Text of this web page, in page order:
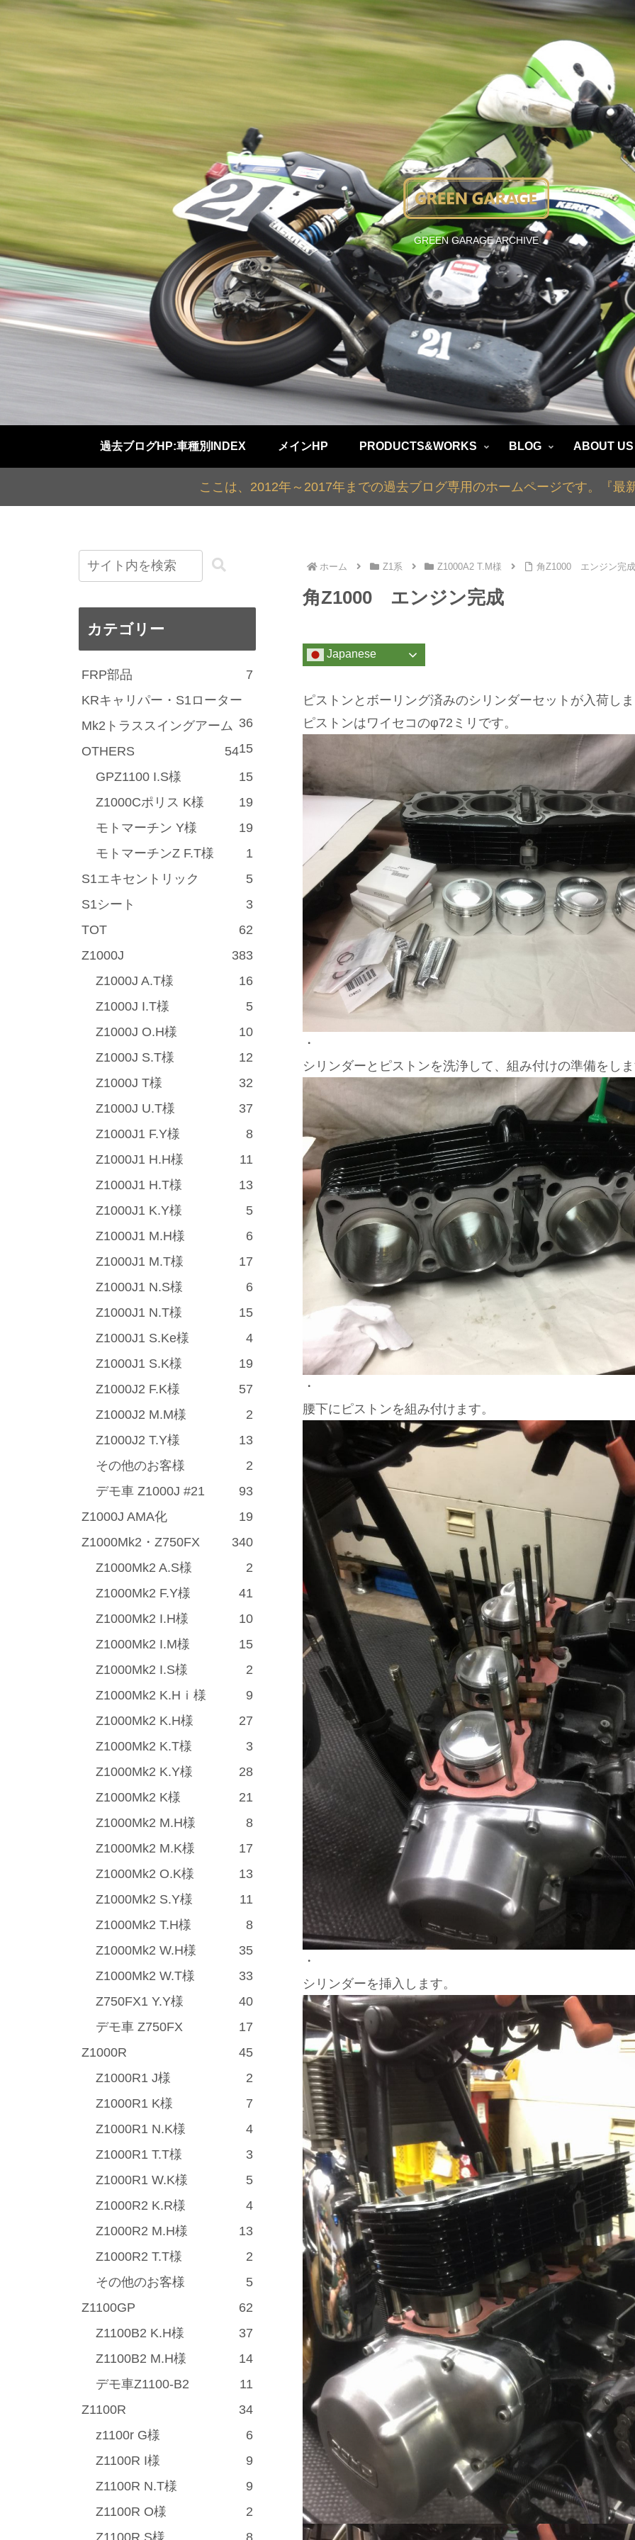
GREEN GARAGE ARCHIVE
過去ブログHP:車種別INDEX メインHP PRODUCTS&WORKS BLOG ABOUT US
ここは、2012年～2017年までの過去ブログ専用のホームページです。『最
ホーム Z1系 Z1000A2 T.M様 角Z1000 エンジン完
角Z1000 エンジン完成
Japanese
ピストンとボーリング済みのシリンダーセットが入荷し
ピストンはワイセコのφ72ミリです。
・
シリンダーとピストンを洗浄して、組み付けの準備をし
・
腰下にピストンを組み付けます。
・
シリンダーを挿入します。
カテゴリー
FRP部品
7
KRキャリパー・S1ローター
36
Mk2トラススイングアーム
15
OTHERS
54
GPZ1100 I.S様
15
Z1000Cポリス K様
19
モトマーチン Y様
19
モトマーチンZ F.T様
1
S1エキセントリック
5
S1シート
3
TOT
62
Z1000J
383
Z1000J A.T様
16
Z1000J I.T様
5
Z1000J O.H様
10
Z1000J S.T様
12
Z1000J T様
32
Z1000J U.T様
37
Z1000J1 F.Y様
8
Z1000J1 H.H様
11
Z1000J1 H.T様
13
Z1000J1 K.Y様
5
Z1000J1 M.H様
6
Z1000J1 M.T様
17
Z1000J1 N.S様
6
Z1000J1 N.T様
15
Z1000J1 S.Ke様
4
Z1000J1 S.K様
19
Z1000J2 F.K様
57
Z1000J2 M.M様
2
Z1000J2 T.Y様
13
その他のお客様
2
デモ車 Z1000J #21
93
Z1000J AMA化
19
Z1000Mk2・Z750FX
340
Z1000Mk2 A.S様
2
Z1000Mk2 F.Y様
41
Z1000Mk2 I.H様
10
Z1000Mk2 I.M様
15
Z1000Mk2 I.S様
2
Z1000Mk2 K.Hｉ様
9
Z1000Mk2 K.H様
27
Z1000Mk2 K.T様
3
Z1000Mk2 K.Y様
28
Z1000Mk2 K様
21
Z1000Mk2 M.H様
8
Z1000Mk2 M.K様
17
Z1000Mk2 O.K様
13
Z1000Mk2 S.Y様
11
Z1000Mk2 T.H様
8
Z1000Mk2 W.H様
35
Z1000Mk2 W.T様
33
Z750FX1 Y.Y様
40
デモ車 Z750FX
17
Z1000R
45
Z1000R1 J様
2
Z1000R1 K様
7
Z1000R1 N.K様
4
Z1000R1 T.T様
3
Z1000R1 W.K様
5
Z1000R2 K.R様
4
Z1000R2 M.H様
13
Z1000R2 T.T様
2
その他のお客様
5
Z1100GP
62
Z1100B2 K.H様
37
Z1100B2 M.H様
14
デモ車Z1100-B2
11
Z1100R
34
z1100r G様
6
Z1100R I様
9
Z1100R N.T様
9
Z1100R O様
2
Z1100R S様
8